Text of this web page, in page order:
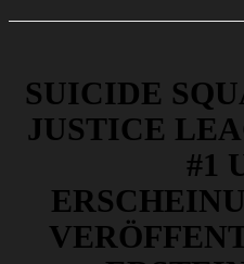
SUICIDE
JUSTICE
#1